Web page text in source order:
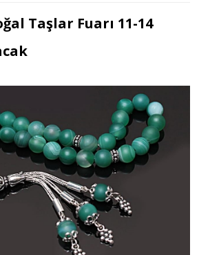
Taşlar Fuarı 11-14